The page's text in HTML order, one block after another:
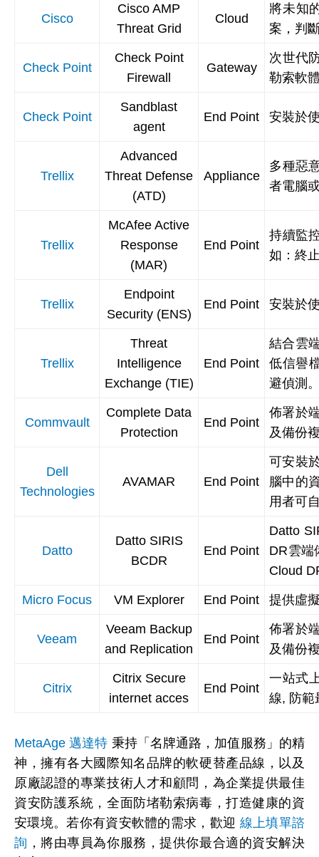
Cisco
Cisco AMP
Threat Grid
Cloud
將未知
案，判
Check Point
Check Point
Firewall
Gateway
次世代
勒索軟
Check Point
Sandblast
agent
End Point 安裝於
Trellix
Advanced
Threat Defense
(ATD)
Appliance
多種惡
者電腦
Trellix
McAfee Active
Response
(MAR)
End Point
持續監
如：終
Trellix
Endpoint
Security (ENS)
End Point 安裝於
Trellix
Threat
Intelligence
Exchange (TIE)
End Point
結合雲
低信譽
避偵測
Commvault
Complete Data
Protection
End Point
佈署於
及備份
Dell
Technologies
AVAMAR End Point
可安裝
腦中的
用者可
Datto
Datto SIRIS
BCDR
End Point
Datto
DR雲端
Cloud
Micro Focus VM Explorer End Point 提供虛
Veeam
Veeam Backup
and Replication
End Point
佈署於
及備份
Citrix
Citrix Secure
internet acces
End Point
一站式
線, 防範
MetaAge 邁達特 秉持「名牌通路，加值服務」的精
神，擁有各大國際知名品牌的軟硬替產品線，以及
原廠認證的專業技術人才和顧問，為企業提供最佳
資安防護系統，全面防堵勒索病毒，打造健康的資
安環境。若你有資安軟體的需求，歡迎 線上填單諮
詢 ，將由專員為你服務，提供你最合適的資安解決